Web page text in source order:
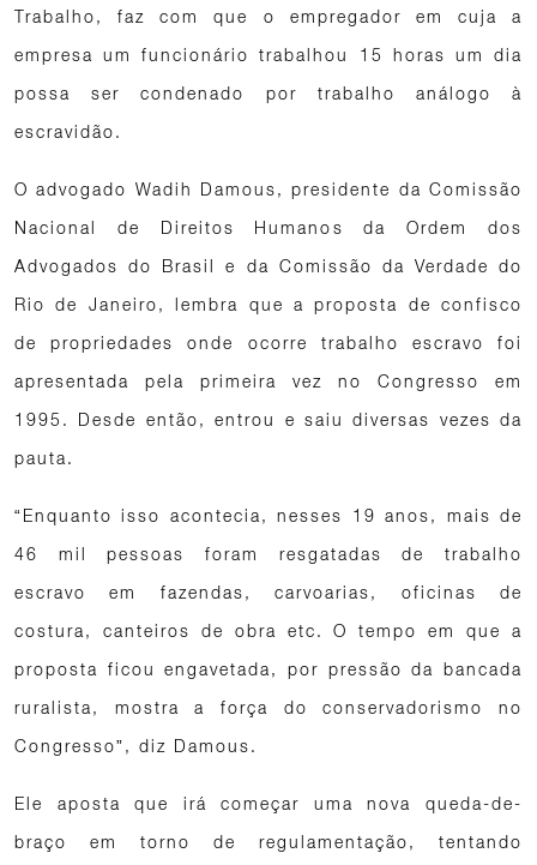
Trabalho, faz com que o empregador em cuja a
empresa um funcionário trabalhou 15 horas um dia
possa ser condenado por trabalho análogo à
escravidão.
O advogado Wadih Damous, presidente da Comissão
Nacional de Direitos Humanos da Ordem dos
Advogados do Brasil e da Comissão da Verdade do
Rio de Janeiro, lembra que a proposta de confisco
de propriedades onde ocorre trabalho escravo foi
apresentada pela primeira vez no Congresso em
1995. Desde então, entrou e saiu diversas vezes da
pauta.
“Enquanto isso acontecia, nesses 19 anos, mais de
46 mil pessoas foram resgatadas de trabalho
escravo em fazendas, carvoarias, oficinas de
costura, canteiros de obra etc. O tempo em que a
proposta ficou engavetada, por pressão da bancada
ruralista, mostra a força do conservadorismo no
Congresso”, diz Damous.
Ele aposta que irá começar uma nova queda-de-
braço em torno de regulamentação, tentando